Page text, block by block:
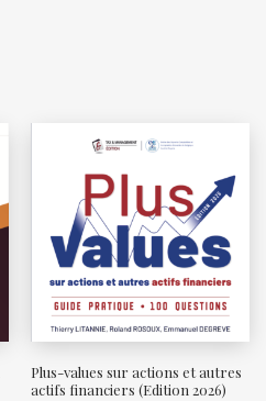
Plus-values sur actions et autres
actifs financiers (Edition 2026)